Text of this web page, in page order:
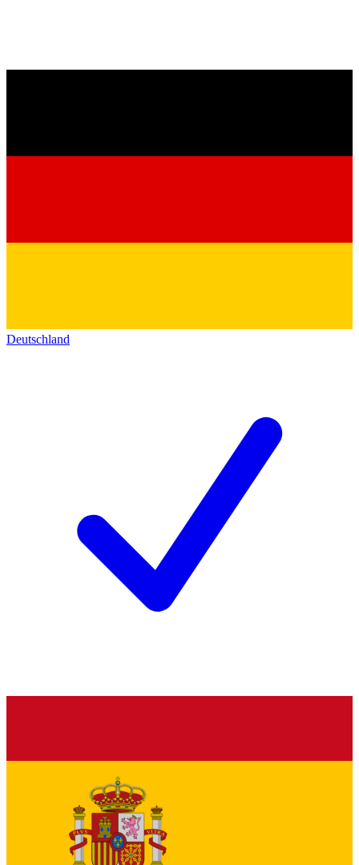
Deutschland